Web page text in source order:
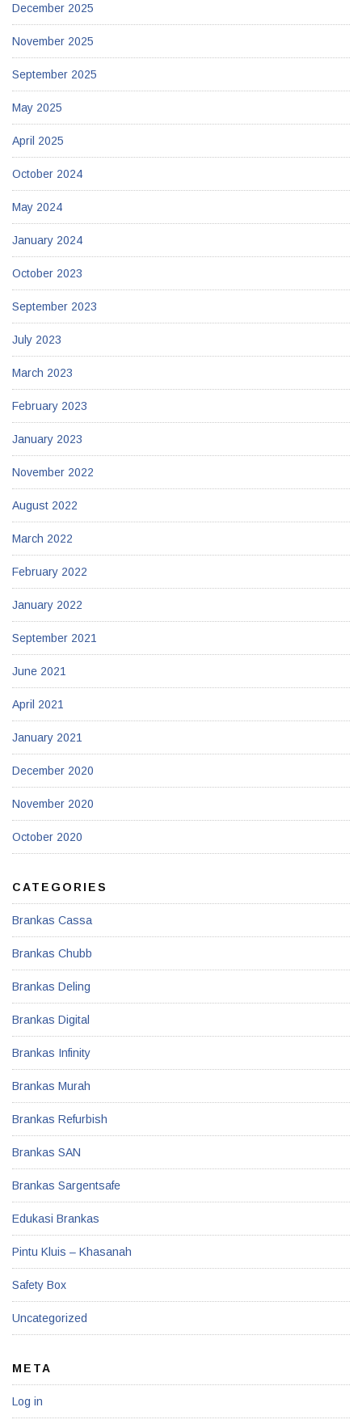
December 2025
November 2025
September 2025
May 2025
April 2025
October 2024
May 2024
January 2024
October 2023
September 2023
July 2023
March 2023
February 2023
January 2023
November 2022
August 2022
March 2022
February 2022
January 2022
September 2021
June 2021
April 2021
January 2021
December 2020
November 2020
October 2020
CATEGORIES
Brankas Cassa
Brankas Chubb
Brankas Deling
Brankas Digital
Brankas Infinity
Brankas Murah
Brankas Refurbish
Brankas SAN
Brankas Sargentsafe
Edukasi Brankas
Pintu Kluis – Khasanah
Safety Box
Uncategorized
META
Log in